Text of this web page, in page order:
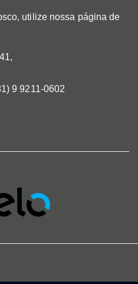
utilize nossa página de
9 9211-0602